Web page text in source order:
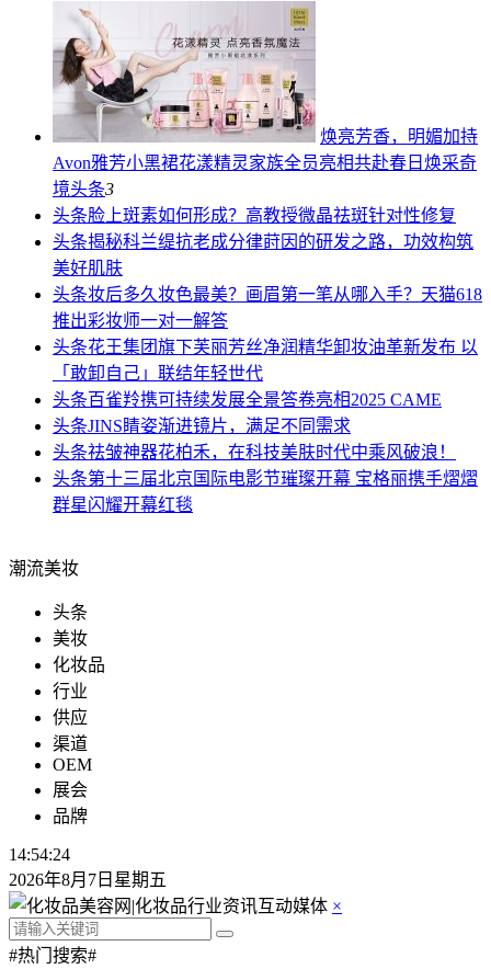
焕亮芳香，明媚加持
Avon雅芳小黑裙花漾精灵家族全员亮相共赴春日焕采奇
境头条3
头条脸上斑素如何形成？高教授微晶祛斑针对性修复
头条揭秘科兰缇抗老成分律莳因的研发之路，功效构筑
美好肌肤
头条妆后多久妆色最美？画眉第一笔从哪入手？天猫618
推出彩妆师一对一解答
头条花王集团旗下芙丽芳丝净润精华卸妆油革新发布 以
「敢卸自己」联结年轻世代
头条百雀羚携可持续发展全景答卷亮相2025 CAME
头条JINS睛姿渐进镜片，满足不同需求
头条祛皱神器花柏禾，在科技美肤时代中乘风破浪！
头条第十三届北京国际电影节璀璨开幕 宝格丽携手熠熠
群星闪耀开幕红毯
潮流美妆
头条
美妆
化妆品
行业
供应
渠道
OEM
展会
品牌
14:54:25
2026年8月7日星期五
×
#热门搜索#